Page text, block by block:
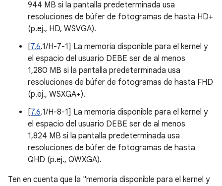
944 MB si la pantalla predeterminada usa
resoluciones de búfer de fotogramas de hasta HD+
(p.ej., HD, WSVGA).
[7.6.1/H-7-1] La memoria disponible para el kernel y
el espacio del usuario DEBE ser de al menos
1,280 MB si la pantalla predeterminada usa
resoluciones de búfer de fotogramas de hasta FHD
(p.ej., WSXGA+).
[7.6.1/H-8-1] La memoria disponible para el kernel y
el espacio del usuario DEBE ser de al menos
1,824 MB si la pantalla predeterminada usa
resoluciones de búfer de fotogramas de hasta
QHD (p.ej., QWXGA).
Ten en cuenta que la "memoria disponible para el kernel y